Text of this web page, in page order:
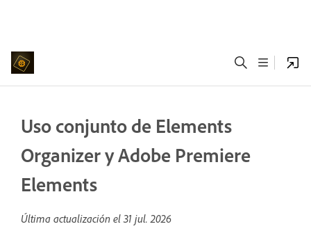
Uso conjunto de Elements
Organizer y Adobe Premiere
Elements
Última actualización el 31 jul. 2026